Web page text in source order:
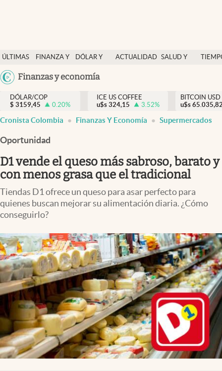
ÚLTIMAS
NOTICIAS
FINANZA Y
DÓLAR Y
ACTUALIDAD SALUD Y
México
USA
Finanzas y economía
Salud y nutrición
Vida espiritual
Actualidad
Colombia
DÓLAR/COP
$ 3159,45 0.20%
ICE US COFFEE
u$s 324,15 3.52%
BITCOIN USD
u$s
Cronista Colombia Finanzas Y Economía Supermercados
Oportunidad
D1 vende el queso más sabroso, barato y
con menos grasa que el tradicional
Tiendas D1 ofrece un queso para asar perfecto para
quienes buscan mejorar su alimentación diaria. ¿Cómo
conseguirlo?